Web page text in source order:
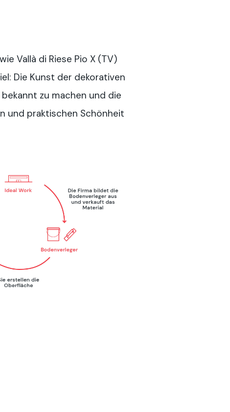
Vallà di Riese Pio X (TV)
Die Kunst der dekorativen
zu machen und die
und praktischen Schönheit